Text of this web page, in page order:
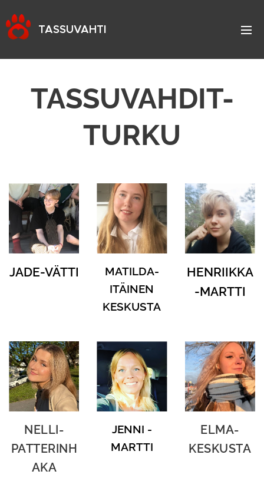
TASSUVAHTI
TASSUVAHDIT-
TURKU
JADE-VÄTTI
MATILDA-
ITÄINEN
KESKUSTA
HENRIIKKA
-MARTTI
NELLI-
PATTERINH
AKA
JENNI -
MARTTI
ELMA-
KESKUSTA